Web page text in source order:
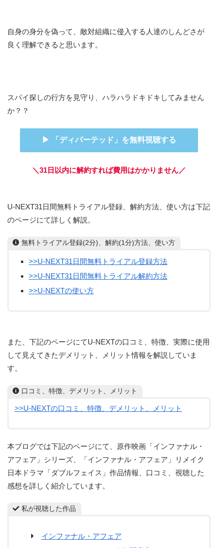
自身の身分を偽って、敵対組織に侵入する人達のしんどさが
良く理解できると思います。
スパイ探しの行方を見守り、ハラハラドキドキしてみません
か？？
▶ 「ディパーテッド」を無料視聴する
＼31日以内に解約すれば費用はかかりません／
U-NEXT31日間無料トライアル登録、解約方法、使い方は下記
のページにて詳しく解説。
無料トライアル登録(2分)、解約(1分)方法、使い方
>>U-NEXT31日間無料トライアル登録方法
>>U-NEXT31日間無料トライアル解約方法
>>U-NEXTの使い方
また、下記のページにてU-NEXTの口コミ、特徴、実際に使用
して見えてきたデメリット、メリット情報を解説していま
す。
口コミ、特徴、デメリット、メリット
>>U-NEXTの口コミ、特徴、デメリット、メリット
本ブログでは下記のページにて、原作映画「インファナル・
アフェア」シリーズ、「インファナル・アフェア」リメイク
日本ドラマ「ダブルフェイス」作品情報、口コミ、視聴した
感想を詳しく紹介しています。
私が視聴した作品
インファナル・アフェア